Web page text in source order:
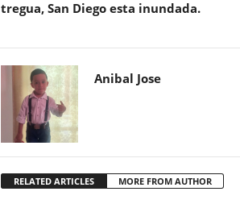
tregua, San Diego esta inundada.
Anibal Jose
RELATED ARTICLES MORE FROM AUTHOR